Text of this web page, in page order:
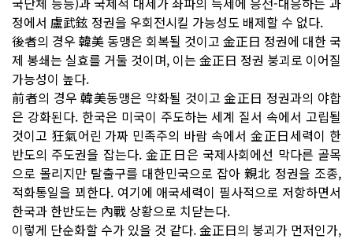
정에서 盧武鉉 정권을 우회전시킬 가능성도 배제할 수 없다.
後者의 경우 韓美 동맹은 회복될 것이고 金正日 정권에 대한 국
제 봉쇄는 실효를 거둘 것이며, 이는 金正日 정권 붕괴로 이어질
가능성이 높다.
前者의 경우 韓美동맹은 약화될 것이고 金正日 정권과의 야합
은 강화된다. 한국은 미국이 주도하는 세계 질서 속에서 고립될
것이고 狂氣어린 가짜 민족주의 바람 속에서 金正日세력이 한
반도의 주도권을 잡는다. 金正日은 국제사회에선 막다른 골목
으로 몰리지만 탈출구를 대한민국으로 잡아 親北 정권을 조종,
적화통일을 꾀한다. 여기에 애국세력이 필사적으로 저항하면서
한국과 한반도는 內戰 상황으로 치닫는다.
이렇게 단순화할 수가 있을 것 같다. 金正日의 붕괴가 먼저인가,